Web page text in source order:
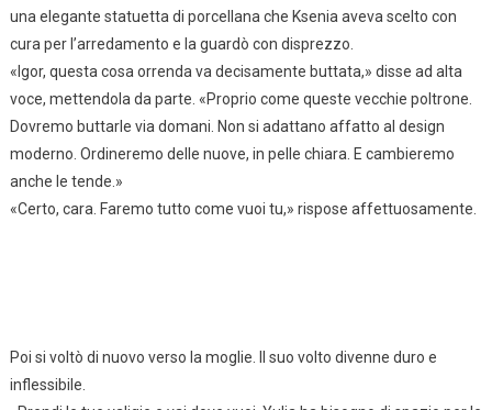
una elegante statuetta di porcellana che Ksenia aveva scelto con
cura per l’arredamento e la guardò con disprezzo.
«Igor, questa cosa orrenda va decisamente buttata,» disse ad alta
voce, mettendola da parte. «Proprio come queste vecchie poltrone.
Dovremo buttarle via domani. Non si adattano affatto al design
moderno. Ordineremo delle nuove, in pelle chiara. E cambieremo
anche le tende.»
«Certo, cara. Faremo tutto come vuoi tu,» rispose affettuosamente.
Poi si voltò di nuovo verso la moglie. Il suo volto divenne duro e
inflessibile.